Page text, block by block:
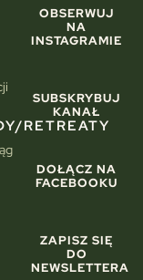
RETREATY
OBSERWUJ
NA
INSTAGRAMIE
SUBSKRYBUJ
KANAŁ
DOŁĄCZ NA
FACEBOOKU
ZAPISZ SIĘ
DO
NEWSLETTERA